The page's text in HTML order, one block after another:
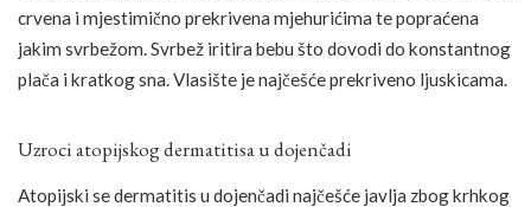
crvena i mjestimično prekrivena mjehurićima te popraćena
jakim svrbežom. Svrbež iritira bebu što dovodi do konstantnog
plača i kratkog sna. Vlasište je najčešće prekriveno ljuskicama.
Uzroci atopijskog dermatitisa u dojenčadi
Atopijski se dermatitis u dojenčadi najčešće javlja zbog krhkog